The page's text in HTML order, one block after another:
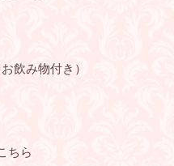
飲み物付き）
ちら